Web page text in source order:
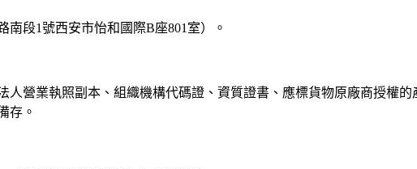
段1號西安市怡和國際B座801室）。
人營業執照副本、組織機構代碼證、資質證書、應標貨物原廠商授權
存。